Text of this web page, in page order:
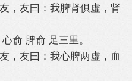
，友曰：我脾肾俱虚，肾
俞 脾俞 足三里。
，友曰：我心脾两虚，血